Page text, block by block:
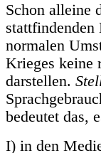
Schon alleine
normalen
Krieges keine
darstellen.
bedeutet das,
I) in den